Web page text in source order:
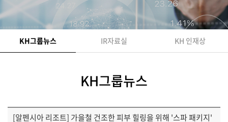
KH그룹뉴스 IR자료실 KH 인재상
KH그룹뉴스
[알펜시아 리조트] 가을철 건조한 피부 힐링을 위해 '스파 패키지'